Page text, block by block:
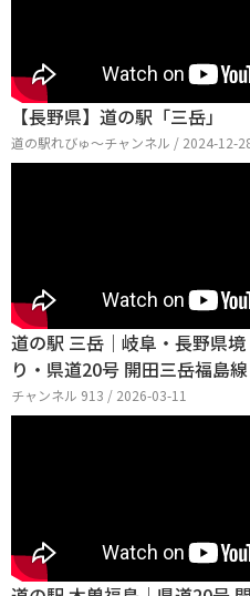
【長野県】道の駅「三岳」
道の駅れびゅ〜チャンネル / 2024-12-
道の駅 三岳｜岐阜・長野県
り・県道20号 開田三岳福島
チャンネル 913 / 2026-03-11